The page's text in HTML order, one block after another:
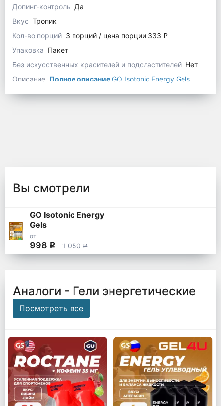
Допинг-контроль Да
Вкус Тропик
Кол-во порций 3 порций / цена порции 333 q
Упаковка Пакет
Без искусственных красителей и подсластителей Нет
Описание Полное описаниеGO Isotonic Energy Gels
Вы смотрели
GO Isotonic Energy
Gels
от:
998 q 1 050q
Аналоги - Гели энергетические
Посмотреть все